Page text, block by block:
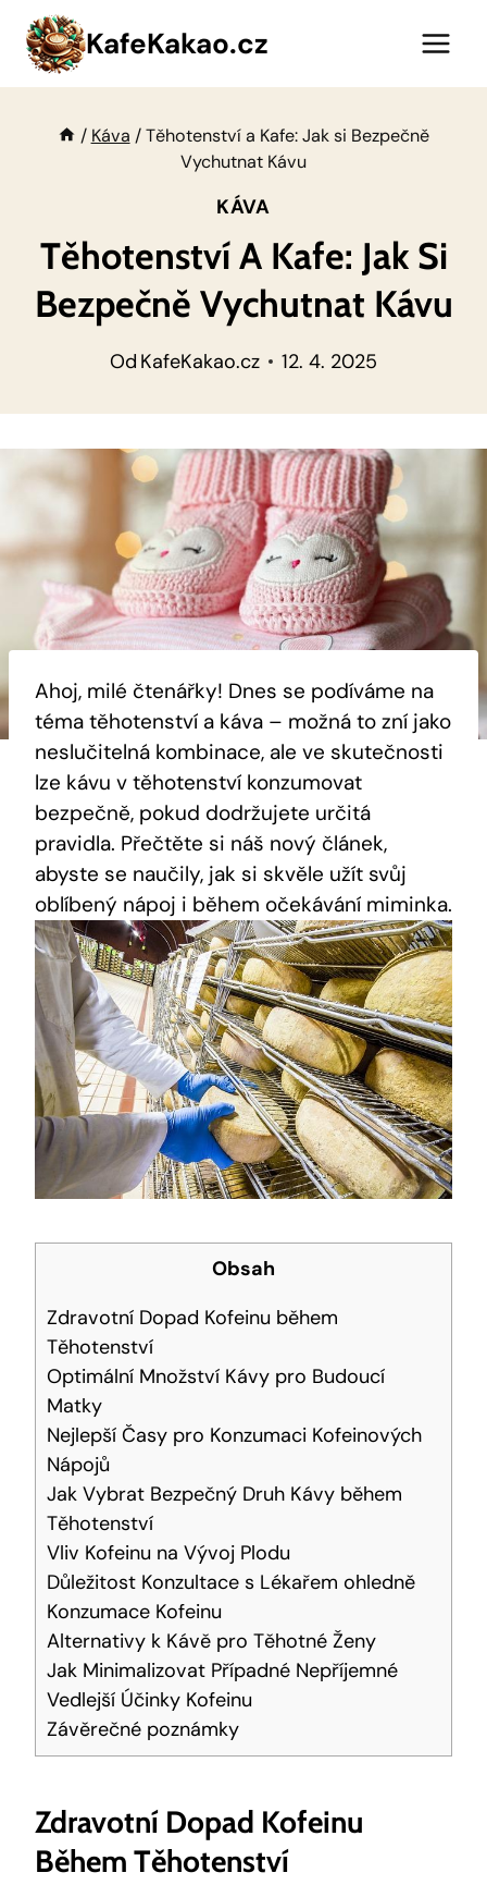
Přeskočit
obsah
KafeKakao.cz
/ Káva / Těhotenství a Kafe: Jak si Bezpečně
Vychutnat Kávu
KÁVA
Těhotenství A Kafe: Jak Si
Bezpečně Vychutnat Kávu
Od KafeKakao.cz 12. 4. 2025
Ahoj, milé čtenářky! Dnes se podíváme na
téma těhotenství a káva – možná to zní jako
neslučitelná kombinace, ale ve skutečnosti
lze kávu v těhotenství konzumovat
bezpečně, pokud dodržujete určitá
pravidla. Přečtěte si náš nový článek,
abyste se naučily, jak si skvěle užít svůj
oblíbený nápoj i během očekávání miminka.
Obsah
Zdravotní Dopad Kofeinu během
Těhotenství
Optimální Množství Kávy pro Budoucí
Matky
Nejlepší Časy pro Konzumaci Kofeinových
Nápojů
Jak Vybrat Bezpečný Druh Kávy během
Těhotenství
Vliv Kofeinu na Vývoj Plodu
Důležitost Konzultace s Lékařem ohledně
Konzumace Kofeinu
Alternativy k Kávě pro Těhotné Ženy
Jak Minimalizovat Případné Nepříjemné
Vedlejší Účinky Kofeinu
Závěrečné poznámky
Zdravotní Dopad Kofeinu
Během Těhotenství